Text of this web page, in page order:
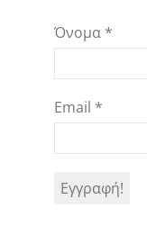
Όνομα *
Email *